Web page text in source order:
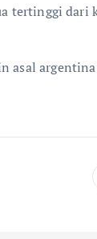
tertinggi dari
asal